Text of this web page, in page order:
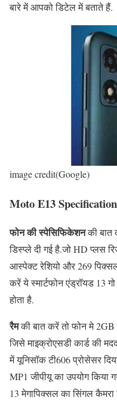
बारे में आपको डिटेल में बताते हैं.
image credit(Google)
Moto E13
फोन की स्पेसिफिकेशनकी बात
डिस्प्ले दी गई है.जो HD प्लस
आस्पेक्ट रेशियो और 269
करें ये स्मार्टफोन एंड्रॉयड 13
होता है.
रैमकी बात करें तो फोन मे
जिसे माइक्रोएसडी कार्ड की
में यूनिसॉक टी606 प्रोसेसर
MP1 जीपीयू का उपयोग किया
13 मेगापिक्सल का सिंगल कैमरा